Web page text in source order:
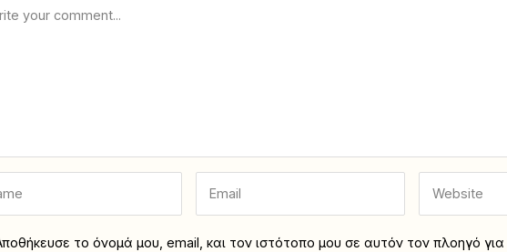
το όνομά μου, email, και τον ιστότοπο μου σε αυτόν τον πλοηγό